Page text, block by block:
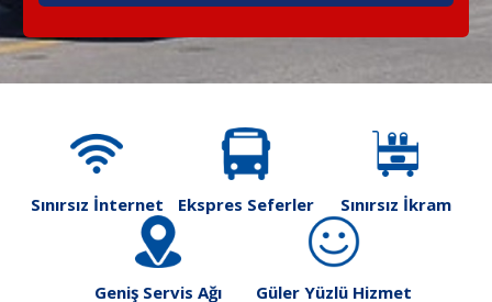
Sınırsız İnternet Ekspres Seferler Sınırsız İkram
Geniş Servis Ağı Güler Yüzlü Hizmet